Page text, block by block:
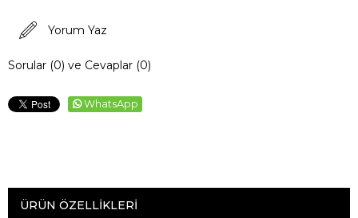
Yorum Yaz
Sorular (0) ve Cevaplar (0)
WhatsApp
ÜRÜN ÖZELLIKLERI